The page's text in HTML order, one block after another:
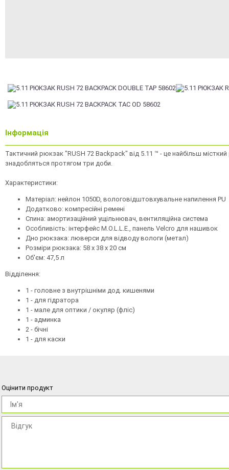
Інформація
Тактичний рюкзак "RUSH 72 Backpack" від 5.11 ™ - це найбільш
знадобляться протягом три доби.
Характеристики:
Матеріал: нейлон 1050D, вологовідштовхувальне напилення PU
Додатково: компресійні ремені
Спина: амортизаційний ущільнювач, вентиляційна система
Особливість: інтерфейс M.O.L.L.E., панель Velcro для нашивок
Дно рюкзака: люверси для відводу вологи (метал)
Розміри рюкзака: 58 х 38 х 20 см
Об'єм: 47,5 л
Відділення:
1 - головне з внутрішніми дод. кишенями
1 - для гідратора
1 - мале для оптики / окуляр (фліс)
1 - админка
2 - бічні
1 - для каски
Оцінити продукт